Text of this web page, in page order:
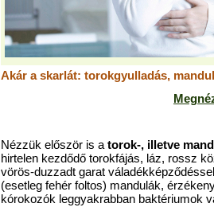
Akár a skarlát: torokgyulladás,
Nézzük először is a torok-, illetve
hirtelen kezdődő torokfájás, láz, rossz
vörös-duzzadt garat
(esetleg fehér foltos) mandulák,
kórokozók leggyakrabban baktériumok